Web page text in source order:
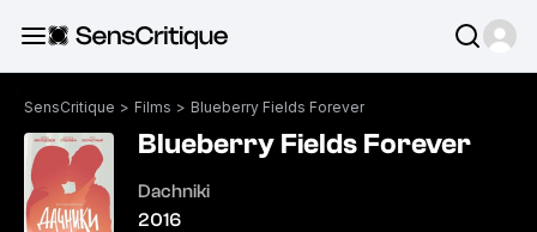
SensCritique > Films > Blueberry Fields Forever
Blueberry Fields Forever
Dachniki
2016